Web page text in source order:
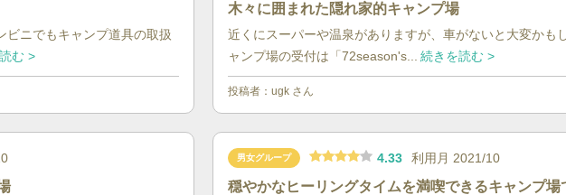
ビニでもキャンプ道具の取扱
む >
木々に囲まれた隠れ家的キャンプ場
近くにスーパーや温泉がありますが、車がないと大変かも
ャンプ場の受付は「72season's...
続きを読む >
投稿者： ugk さん
男女グループ 4.33 利用月 2021/10
穏やかなヒーリングタイムを満喫できるキャンプ場